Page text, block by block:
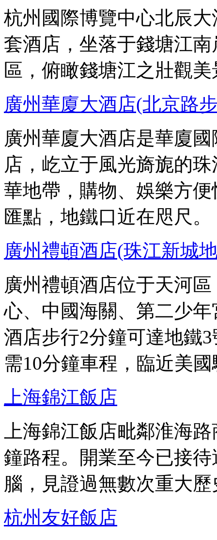
杭州國際博覽中心北辰
套酒店，坐落于錢塘江
區，俯瞰錢塘江之壯觀
廣州華廈大酒店(北京路
廣州華廈大酒店是華廈
店，屹立于風光旖旎的
華地帶，購物、娛樂方
匯點，地鐵口近在咫尺。
廣州禮頓酒店(珠江新城
廣州禮頓酒店位于天河
心、中國海關、第二少
酒店步行2分鐘可達地鐵
需10分鐘車程，臨近美
上海錦江飯店
上海錦江飯店毗鄰淮海
鐘路程。開業至今已接
腦，見證過無數次重大
杭州友好飯店